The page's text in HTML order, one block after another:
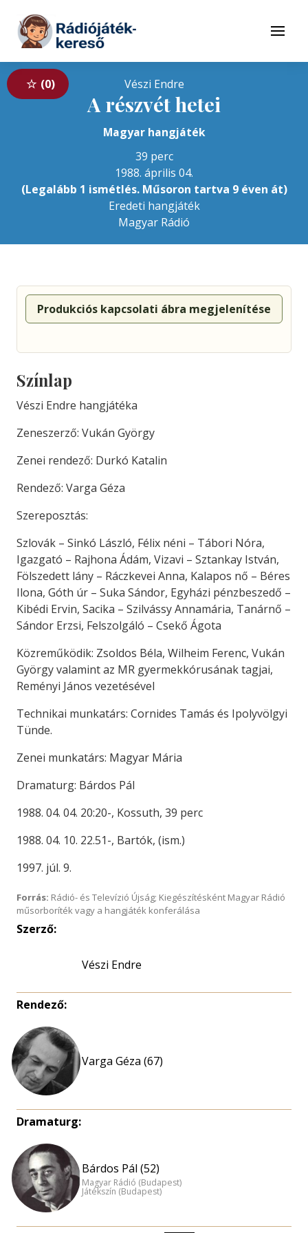
Tovább a tartalomhoz
Menü
0 Vészi Endre
A részvét hetei
Magyar hangjáték
39 perc
1988. április 04.
(Legalább 1 ismétlés. Műsoron tartva 9 éven át)
Eredeti hangjáték
Magyar Rádió
Produkciós kapcsolati ábra megjelenítése
Színlap
Vészi Endre hangjátéka
Zeneszerző: Vukán György
Zenei rendező: Durkó Katalin
Rendező: Varga Géza
Szereposztás:
Szlovák – Sinkó László, Félix néni – Tábori Nóra,
Igazgató – Rajhona Ádám, Vizavi – Sztankay István,
Fölszedett lány – Ráczkevei Anna, Kalapos nő – Béres
Ilona, Góth úr – Suka Sándor, Egyházi pénzbeszedő –
Kibédi Ervin, Sacika – Szilvássy Annamária, Tanárnő –
Sándor Erzsi, Felszolgáló – Csekő Ágota
Közreműködik: Zsoldos Béla, Wilheim Ferenc, Vukán
György valamint az MR gyermekkórusának tagjai,
Reményi János vezetésével
Technikai munkatárs: Cornides Tamás és Ipolyvölgyi
Tünde.
Zenei munkatárs: Magyar Mária
Dramaturg: Bárdos Pál
1988. 04. 04. 20:20-, Kossuth, 39 perc
1988. 04. 10. 22.51-, Bartók, (ism.)
1997. júl. 9.
Forrás: Rádió- és Televízió Újság; Kiegészítésként Magyar Rádió
műsorboríték vagy a hangjáték konferálása
Szerző:
Vészi Endre
Rendező:
Varga Géza (67)
Dramaturg:
Bárdos Pál (52)
Magyar Rádió (Budapest)
Játékszín (Budapest)